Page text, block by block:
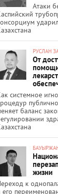
Атаки
РУСЛАН
От
системное
баланс
жизни
к
его